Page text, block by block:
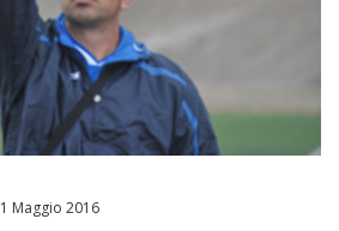
1 Maggio 2016